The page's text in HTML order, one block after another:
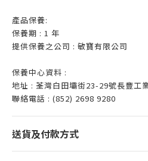
產品保養:
保養期 : 1 年
提供保養之公司 : 敏寶有限公司
保養中心資料 :
地址 : 荃灣白田壩街23-29號長豐工
聯絡電話 : (852) 2698 9280
送貨及付款方式